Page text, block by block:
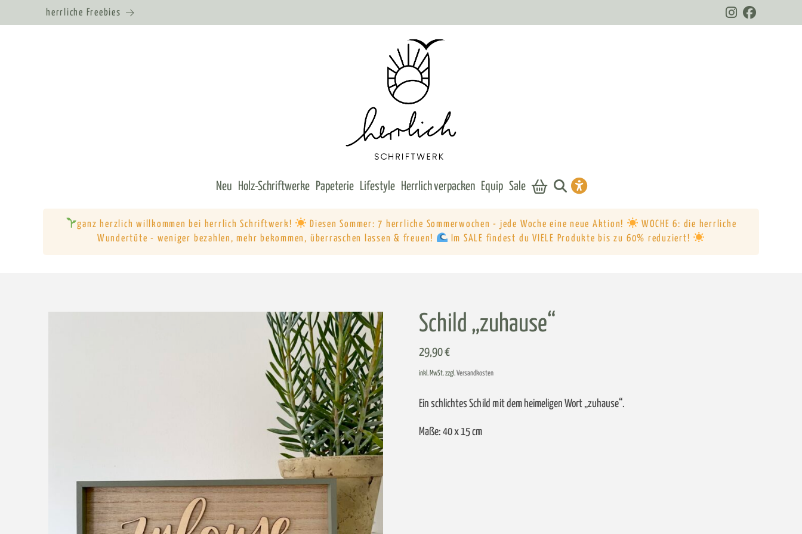
herrliche Freebies
Neu Holz-Schriftwerke Papeterie Lifestyle Herrlich verpacken Equip Sale
ganz herzlich willkommen bei herrlich Schriftwerk! Diesen Sommer: 7 herrliche Sommerwochen - jede Woche eine neue Aktion!
WOCHE 6: die herrliche
Wundertüte - weniger bezahlen, mehr bekommen, überraschen lassen & freuen!
Im SALE findest du VIELE Produkte bis zu 60% reduziert!
Schild „zuhause“
29,90€
inkl. MwSt. zzgl.Versandkosten
Ein schlichtes Schild mit dem heimeligen Wort „zuhause“.
Maße: 40 x 15 cm